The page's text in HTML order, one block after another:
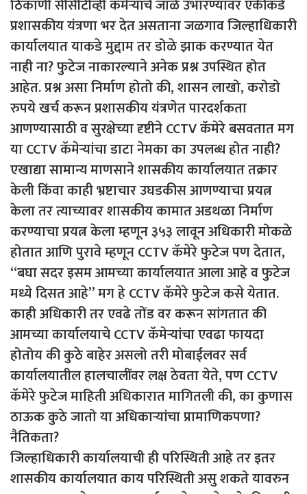
ठिकाणी सीसीटीव्ही कॅमेऱ्यांचे जाळे उभारण्यावर एकीकडे
प्रशासकीय यंत्रणा भर देत असताना जळगाव जिल्हाधिकारी
कार्यालयात याकडे मुद्दाम तर डोळे झाक करण्यात येत
नाही ना? फुटेज नाकारल्याने अनेक प्रश्न उपस्थित होत
आहेत. प्रश्न असा निर्माण होतो की, शासन लाखो, करोडो
रुपये खर्च करून प्रशासकीय यंत्रणेत पारदर्शकता
आणण्यासाठी व सुरक्षेच्या दृष्टीने CCTV कॅमेरे बसवतात मग
या CCTV कॅमेर्‍यांचा डाटा नेमका का उपलब्ध होत नाही?
एखाद्या सामान्य माणसाने शासकीय कार्यालयात तक्रार
केली किंवा काही भ्रष्टाचार उघडकीस आणण्याचा प्रयत्न
केला तर त्याच्यावर शासकीय कामात अडथळा निर्माण
करण्याचा प्रयत्न केला म्हणून ३५३ लावून अधिकारी मोकळे
होतात आणि पुरावे म्हणून CCTV कॅमेरे फुटेज पण देतात,
“बघा सदर इसम आमच्या कार्यालयात आला आहे व फुटेज
मध्ये दिसत आहे” मग हे CCTV कॅमेरे फुटेज कसे येतात.
काही अधिकारी तर एवढे तोंड वर करून सांगतात की
आमच्या कार्यालयाचे CCTV कॅमेर्‍यांचा एवढा फायदा
होतोय की कुठे बाहेर असलो तरी मोबाईलवर सर्व
कार्यालयातील हालचालींवर लक्ष ठेवता येते, पण CCTV
कॅमेरे फुटेज माहिती अधिकारात मागितली की, का कुणास
ठाऊक कुठे जातो या अधिकार्‍यांचा प्रामाणिकपणा?
नैतिकता?
जिल्हाधिकारी कार्यालयाची ही परिस्थिती आहे तर इतर
शासकीय कार्यालयात काय परिस्थिती असु शकते यावरुन